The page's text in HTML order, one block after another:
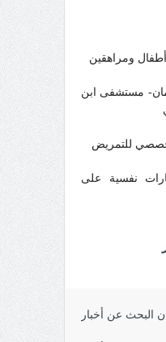
ومراهقين
مستشفى ابن
للتمريض
نفسية على
البحث عن أخبار